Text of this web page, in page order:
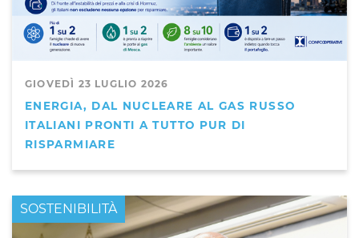
GIOVEDÌ 23 LUGLIO 2026
ENERGIA, DAL NUCLEARE AL GAS RUSSO
ITALIANI PRONTI A TUTTO PUR DI
RISPARMIARE
PRIMO PIANO
SOSTENIBILITÀ